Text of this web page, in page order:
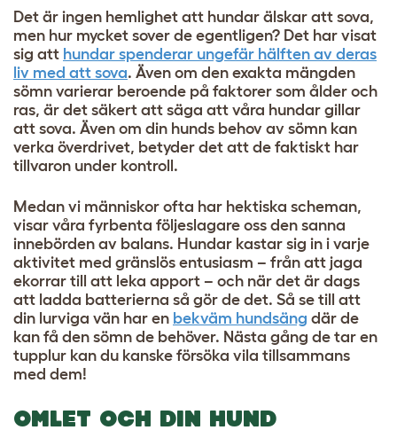
Det är ingen hemlighet att hundar älskar att sova,
men hur mycket sover de egentligen? Det har visat
sig att hundar spenderar ungefär hälften av deras
liv med att sova. Även om den exakta mängden
sömn varierar beroende på faktorer som ålder och
ras, är det säkert att säga att våra hundar gillar
att sova. Även om din hunds behov av sömn kan
verka överdrivet, betyder det att de faktiskt har
tillvaron under kontroll.
Medan vi människor ofta har hektiska scheman,
visar våra fyrbenta följeslagare oss den sanna
innebörden av balans. Hundar kastar sig in i varje
aktivitet med gränslös entusiasm – från att jaga
ekorrar till att leka apport – och när det är dags
att ladda batterierna så gör de det. Så se till att
din lurviga vän har en bekväm hundsäng där de
kan få den sömn de behöver. Nästa gång de tar en
tupplur kan du kanske försöka vila tillsammans
med dem!
OMLET OCH DIN HUND